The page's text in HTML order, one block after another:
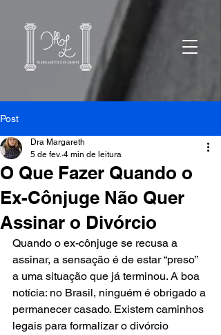
Post
O Que Fazer Quando o
Ex-Cônjuge Não Quer
Assinar o Divórcio
Dra Margareth
5 de fev. 4 min de leitura
Quando o ex-cônjuge se recusa a
assinar, a sensação é de estar “preso”
a uma situação que já terminou. A boa
notícia: no Brasil, ninguém é obrigado a
permanecer casado. Existem caminhos
legais para formalizar o divórcio